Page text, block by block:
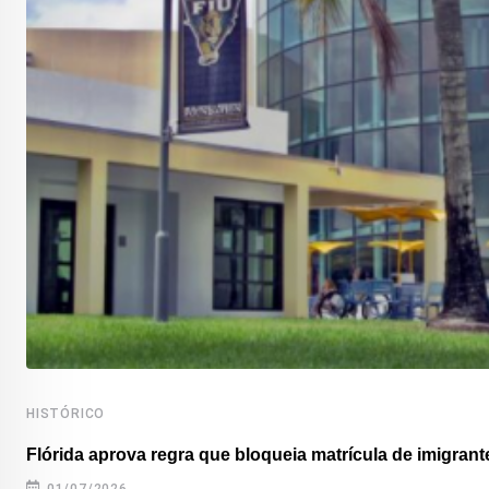
HISTÓRICO
Flórida aprova regra que bloqueia matrícula de